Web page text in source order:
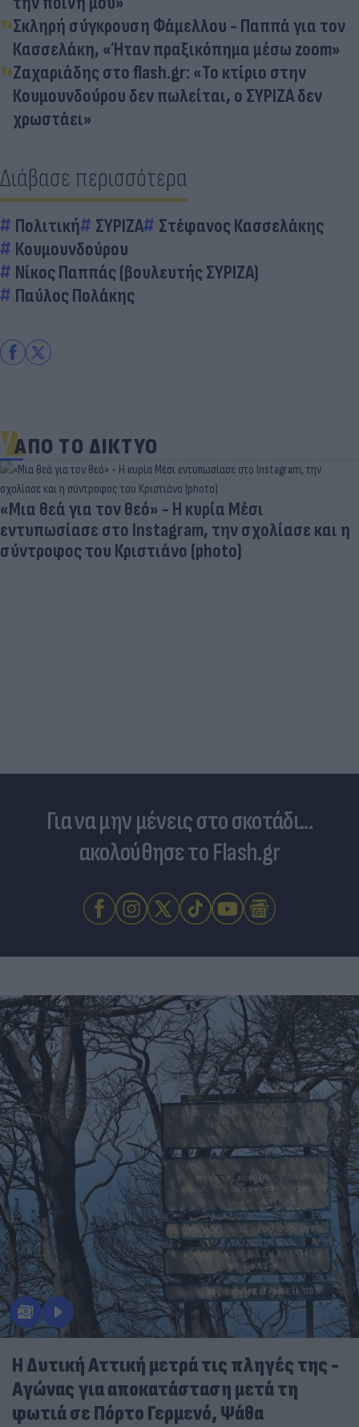
Σκληρή σύγκρουση Φάμελλου - Παππά για τον
Κασσελάκη, «Ήταν πραξικόπημα μέσω zoom»
Ζαχαριάδης στο flash.gr: «Το κτίριο στην
Κουμουνδούρου δεν πωλείται, ο ΣΥΡΙΖΑ δεν
χρωστάει»
Διάβασε περισσότερα
Πολιτική ΣΥΡΙΖΑ
Στέφανος Κασσελάκης
Κουμουνδούρου
Νίκος Παππάς (βουλευτής ΣΥΡΙΖΑ)
Παύλος Πολάκης
ΑΠΟ ΤΟ ΔΙΚΤΥΟ
«Μια θεά για τον θεό» - Η κυρία Μέσι
εντυπωσίασε στο Instagram, την σχολίασε και η
σύντροφος του Κριστιάνο (photo)
Για να μην μένεις στο σκοτάδι...
ακολούθησε το Flash.gr
Η Δυτική Αττική μετρά τις πληγές της -
Αγώνας για αποκατάσταση μετά τη
φωτιά σε Πόρτο Γερμενό, Ψάθα